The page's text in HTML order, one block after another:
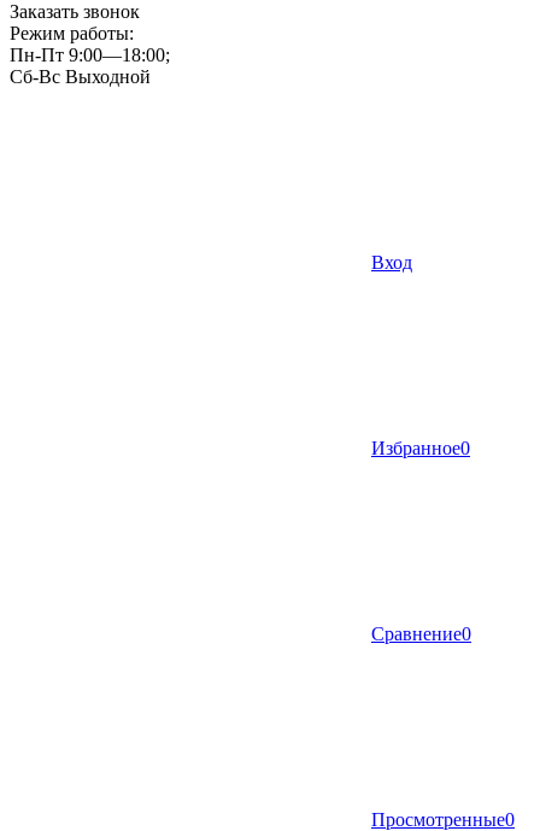
Заказать звонок
Режим работы:
Пн-Пт 9:00—18:00;
Сб-Вс Выходной
Вход
Избранное0
Сравнение0
Просмотренные0